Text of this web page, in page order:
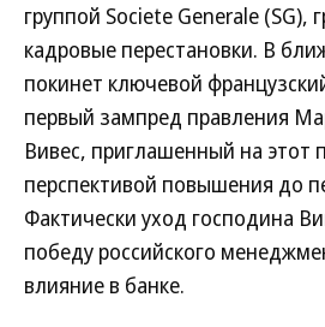
группой Societe Generale (SG),
кадровые перестановки. В
покинет ключевой
первый зампред правления
Вивес, приглашенный на этот
перспективой повышения до
Фактически уход господина
победу российского
влияние в банке.